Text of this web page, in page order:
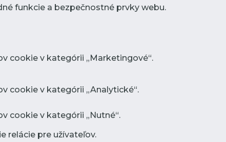
funkcie a bezpečnostné prvky webu.
cookie v kategórii „Marketingové“.
cookie v kategórii „Analytické“.
cookie v kategórii „Nutné“.
relácie pre užívateľov.